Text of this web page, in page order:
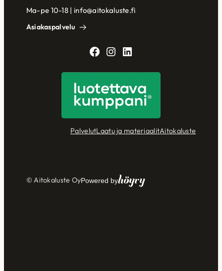
Ma-pe 10-18 | info@aitokaluste.fi
Asiakaspalvelu
Facebook
Instagram
LinkedIn
PalvelutLaatu ja materiaalitAitokaluste
© Aitokaluste OyPowered byHöyry